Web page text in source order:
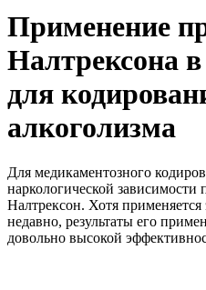
Применение
Налтрексона
для
алкоголизма
Для медикаментозного
наркологической зависимости
Налтрексон. Хотя применяется
недавно, результаты его
довольно высокой